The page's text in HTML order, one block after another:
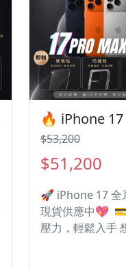
$53,200
$51,200
🚀 iPhone 17 全
現貨供應中💖
壓力，輕鬆入手